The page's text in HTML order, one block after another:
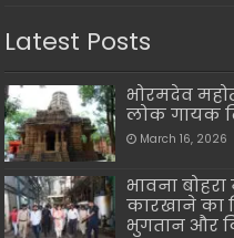
Latest Posts
भोरमदेव
लोक गायक
March 16, 2026
भावना
कारखाने का
भुगतान और